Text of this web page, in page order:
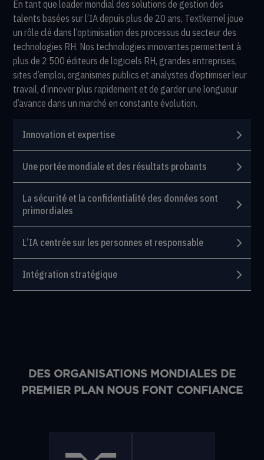
En tant que leader mondial des solutions de gestion des
talents basées sur l’IA depuis plus de 20 ans, Textkernel joue
un rôle clé dans l’optimisation des processus du secteur des
technologies RH. Nos technologies innovantes permettent à
plus de 2 500 éditeurs de logiciels RH, grandes entreprises,
sites d’emploi, organismes publics et analystes d’optimiser leur
travail, d’innover plus rapidement et de garder une longueur
d’avance dans un marché en constante évolution.
Innovation et expertise
Une portée mondiale et des résultats probants
La sécurité et la confidentialité des données sont
primordiales
L’IA centrée sur les personnes et responsable
Intégration stratégique
DES ORGANISATIONS MONDIALES DE
PREMIER PLAN NOUS FONT CONFIANCE